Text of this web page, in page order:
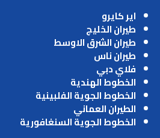
اير كايرو
طيران الخليج
طيران الشرق الاوسط
طيران ناس
فلاي دبي
الخطوط الهندية
الخطوط الجوية الفلبينية
الطيران العماني
الخطوط الجوية السنغافورية